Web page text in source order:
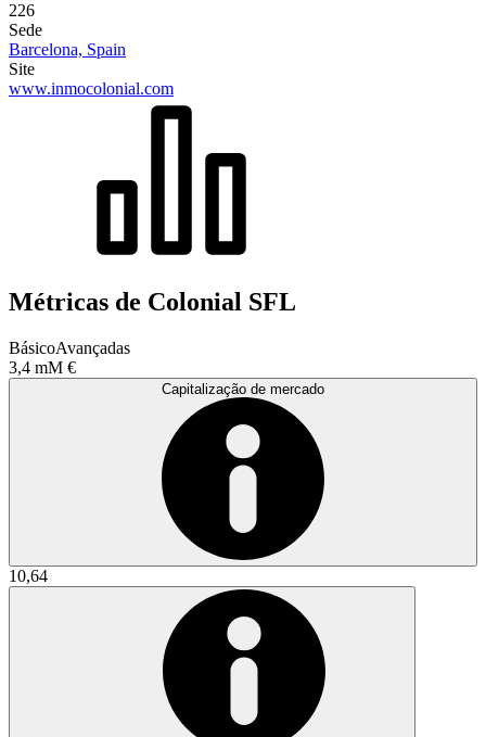
226
Sede
Barcelona, Spain
Site
www.inmocolonial.com
Métricas de Colonial SFL
BásicoAvançadas
3,4 mM €
Capitalização de mercado
10,64